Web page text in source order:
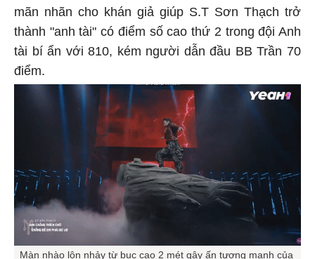
mãn nhãn cho khán giả giúp S.T Sơn Thạch trở
thành "anh tài" có điểm số cao thứ 2 trong đội Anh
tài bí ẩn với 810, kém người dẫn đầu BB Trần 70
điểm.
Màn nhào lộn nhảy từ bục cao 2 mét gây ấn tượng mạnh của